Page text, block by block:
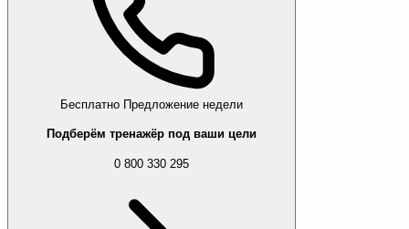
Бесплатно Предложение недели
Подберём тренажёр под ваши цели
0 800 330 295